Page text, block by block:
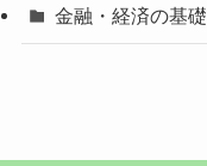
金融・経済の基礎